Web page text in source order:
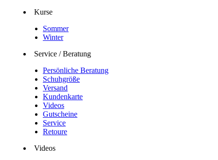
Kurse
Sommer
Winter
Service / Beratung
Persönliche Beratung
Schuhgröße
Versand
Kundenkarte
Videos
Gutscheine
Service
Retoure
Videos